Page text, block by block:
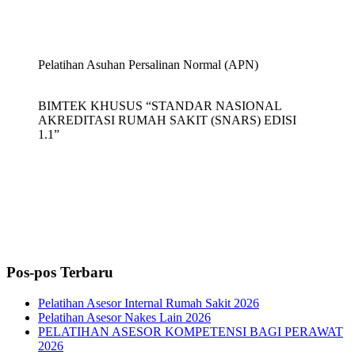
Pelatihan Asuhan Persalinan Normal (APN)
BIMTEK KHUSUS “STANDAR NASIONAL
AKREDITASI RUMAH SAKIT (SNARS) EDISI
1.1”
Pos-pos Terbaru
Pelatihan Asesor Internal Rumah Sakit 2026
Pelatihan Asesor Nakes Lain 2026
PELATIHAN ASESOR KOMPETENSI BAGI PERAWAT
2026